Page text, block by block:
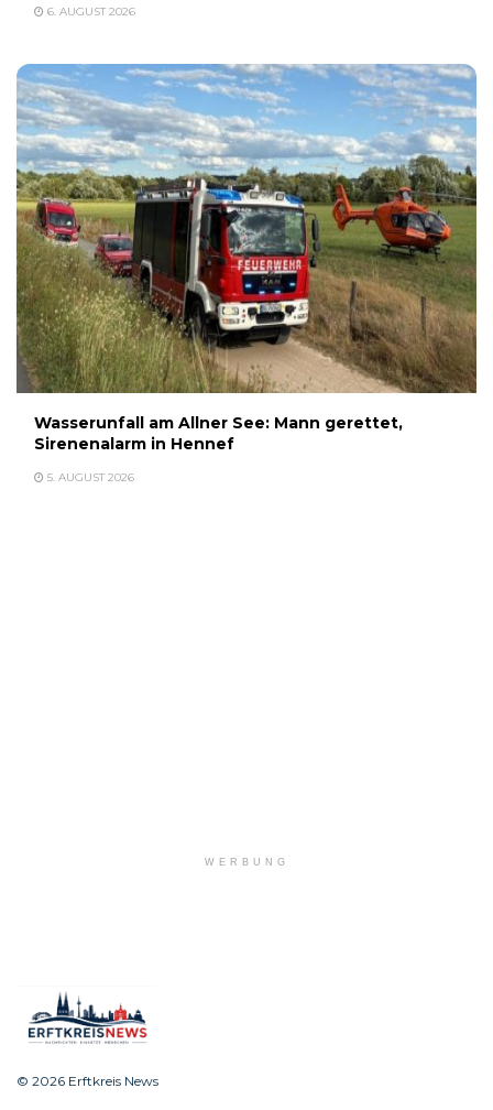
6. AUGUST 2026
Wasserunfall am Allner See: Mann gerettet,
Sirenenalarm in Hennef
5. AUGUST 2026
WERBUNG
© 2026 Erftkreis News